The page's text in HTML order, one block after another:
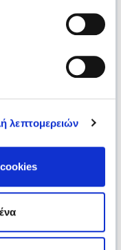
λεπτομερειών
cookies